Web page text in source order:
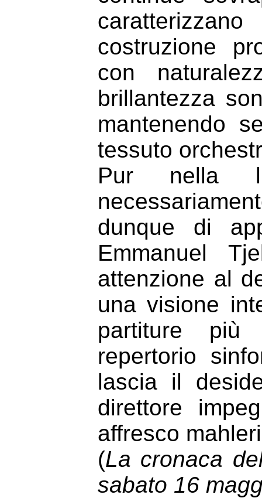
costruzione
con
brillantezza
mantenendo
tessuto
Pur nella
dunque di
Emmanuel
attenzione al
una visione
partiture più
repertorio
lascia il
direttore
affresco
(La cronaca
sabato 16